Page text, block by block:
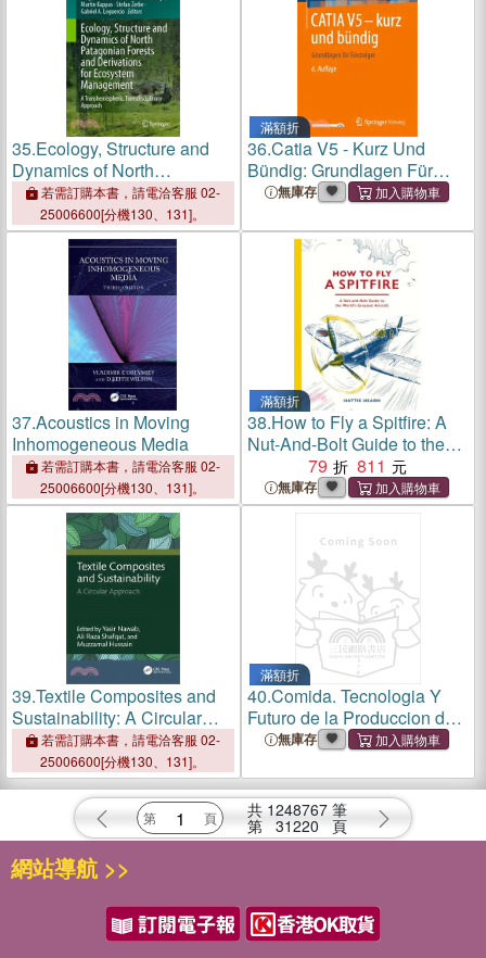
35.Ecology, Structure and
Dynamics of North
Patagonian Forests and
Derivations for Ecosystem
Management: A
Transhemispheric,
Transdisciplinary Approach
若需訂購本書，請電洽客服 02-
25006600[分機130、131]。
滿額折
36.Catia V5 - Kurz Und
Bündig: Grundlagen Für
Einsteiger
無庫存
37.Acoustics in Moving
Inhomogeneous Media
若需訂購本書，請電洽客服 02-
25006600[分機130、131]。
滿額折
38.How to Fly a Spitfire: A
Nut-And-Bolt Guide to the
World's Greatest Aircraft
79 811
無庫存
39.Textile Composites and
Sustainability: A Circular
Approach
若需訂購本書，請電洽客服 02-
25006600[分機130、131]。
滿額折
40.Comida. Tecnologia Y
Futuro de la Produccion de
Alimentos
無庫存
共 1248767 筆
第 31220 頁
網站導航 >>